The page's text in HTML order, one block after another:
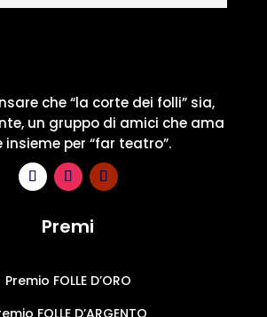
che “la corte dei folli” sia,
un gruppo di amici che ama
insieme per “far teatro”.
Premi
Premio FOLLE D’ORO
FOLLE D’ARGENTO